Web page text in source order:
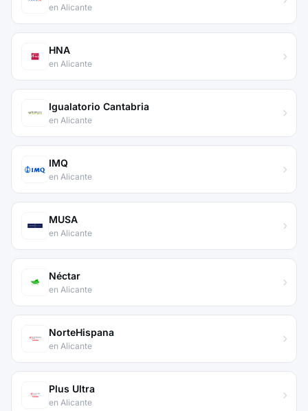
en Alicante
HNA
en Alicante
Igualatorio Cantabria
en Alicante
IMQ
en Alicante
MUSA
en Alicante
Néctar
en Alicante
NorteHispana
en Alicante
Plus Ultra
en Alicante